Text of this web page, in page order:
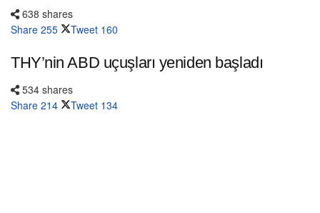
638 shares
Share 255 Tweet 160
THY’nin ABD uçuşları yeniden başladı
534 shares
Share 214 Tweet 134